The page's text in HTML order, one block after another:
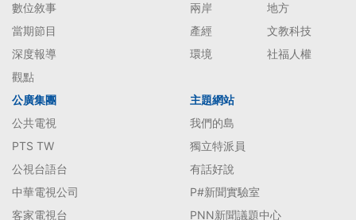
數位敘事
當期節目
深度報導
觀點
兩岸
地方
產經
文教科技
環境
社福人權
公廣集團
公共電視
PTS TW
公視台語台
中華電視公司
客家電視台
主題網站
我們的島
獨立特派員
有話好說
P#新聞實驗室
PNN新聞議題中心